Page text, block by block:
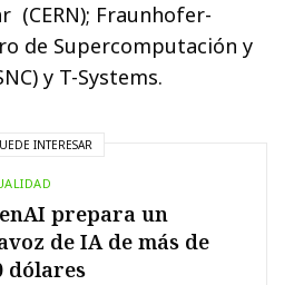
(CERN); Fraunhofer-
de Supercomputación y
y T-Systems.
INTERESAR
prepara un
de IA de más de
dólares